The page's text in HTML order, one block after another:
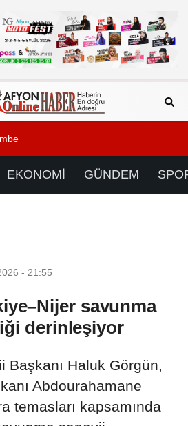
EKONOMİ GÜNDEM
- 21:55
savunma
derinleşiyor
Başkanı Haluk Görgün,
Abdourahamane
temasları kapsamında